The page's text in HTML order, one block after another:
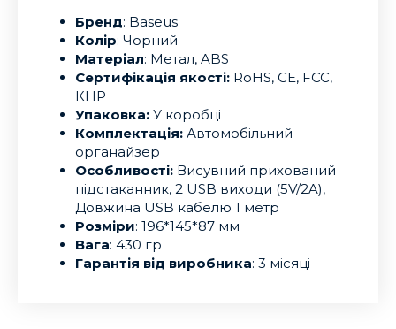
Бренд: Baseus
Колір: Чорний
Матеріал: Метал, ABS
Сертифікація якості: RoHS, CE, FCC,
КНР
Упаковка: У коробці
Комплектація: Автомобільний
органайзер
Особливості: Висувний прихований
підстаканник, 2 USB виходи (5V/2A),
Довжина USB кабелю 1 метр
Розміри: 196*145*87 мм
Вага: 430 гр
Гарантія від виробника: 3 місяці